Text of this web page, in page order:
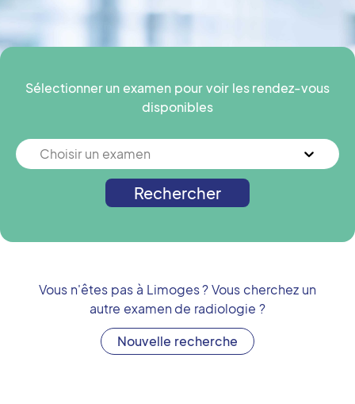
Sélectionner un examen pour voir les rendez-vous
disponibles
Choisir un examen
Rechercher
Vous n'êtes pas à Limoges? Vous cherchez un
autre examen de radiologie ?
Nouvelle recherche